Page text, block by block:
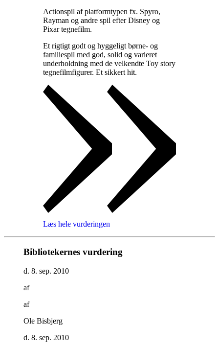
Actionspil af platformtypen fx. Spyro,
Rayman og andre spil efter Disney og
Pixar tegnefilm.
Et rigtigt godt og hyggeligt børne- og
familiespil med god, solid og varieret
underholdning med de velkendte Toy story
tegnefilmfigurer. Et sikkert hit.
Læs hele vurderingen
Bibliotekernes vurdering
d. 8. sep. 2010
af
af
Ole Bisbjerg
d. 8. sep. 2010